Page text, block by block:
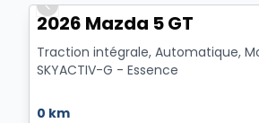
Previous slide
2026 Mazda 5 GT
Traction intégrale, Automatique,
SKYACTIV-G - Essence
0 km